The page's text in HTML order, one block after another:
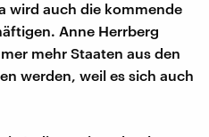
wird auch die kommende
Anne Herrberg
mehr Staaten aus den
werden, weil es sich auch